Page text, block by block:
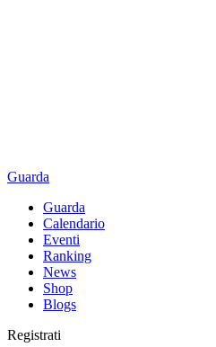
Guarda
Guarda
Calendario
Eventi
Ranking
News
Shop
Blogs
Registrati